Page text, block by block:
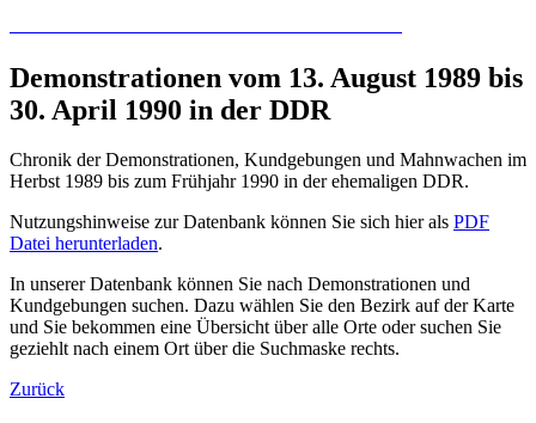
Demonstrationen vom 13. August 1989 bis
30. April 1990 in der DDR
Chronik der Demonstrationen, Kundgebungen und Mahnwachen im
Herbst 1989 bis zum Frühjahr 1990 in der ehemaligen DDR.
Nutzungshinweise zur Datenbank können Sie sich hier als PDF
Datei herunterladen.
In unserer Datenbank können Sie nach Demonstrationen und
Kundgebungen suchen. Dazu wählen Sie den Bezirk auf der Karte
und Sie bekommen eine Übersicht über alle Orte oder suchen Sie
geziehlt nach einem Ort über die Suchmaske rechts.
Zurück